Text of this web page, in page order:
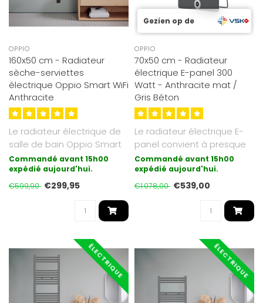
OPPIO
160x50 cm - Radiateur
sèche-serviettes
électrique Oppio Smart WiFi
Anthracite
Le radiateur électrique de
salle de bain Oppio Smart
Wifi avec commande sans
fi..
Commandé avant 15h00
expédié aujourd'hui.
€599,90 €299,95
Gezien op de
OPPIO
70x50 cm - Radiateur
électrique E-panel 300
Watt - Anthracite mat /
Gris Béton
Le radiateur électrique E-
panel convient à presque
toutes les pièces, telles ..
Commandé avant 15h00
expédié aujourd'hui.
€1.078,00 €539,00
ÉLECTRIQUE ÉLECTRIQUE